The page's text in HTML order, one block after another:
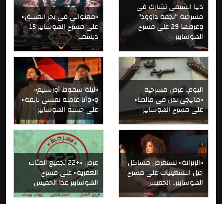
«مغنواتى فى بحر العشق»
على مسرح الهوسابير 15
ديسمبر
دنيا الشيمى تشارك فى
مسرحية "نجمة داوود"
وعرضها 29 على مسرح
الهوسابير
«ليلة سقوط أورشليم»
و«وأنا عاملة نفسى نايمة»
على خشبة الهوسابير
اليوم.. عرض مسرحية
«ماتيجى ندن فى مالطا»
على مسرح الهوسابير
عرض «+22 لجميع الفئات
العمرية» على مسرح
الهوسابير غدا الخميس
«الزنزانة» تستعرض مشاكل
جيل التسعينيات على مسرح
الهوسابير.. الخميس